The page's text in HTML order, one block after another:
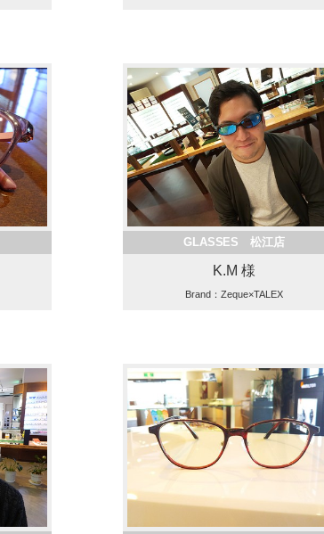
GLASSES 松江店
K.M 様
Brand：Zeque×TALEX